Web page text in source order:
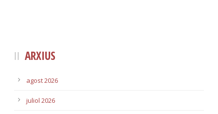
ARXIUS
agost 2026
juliol 2026